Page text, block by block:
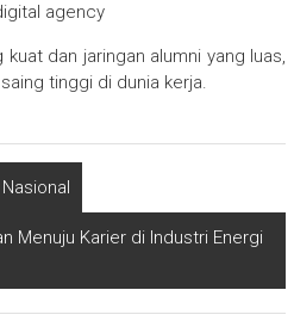
agency
dan jaringan alumni yang luas,
tinggi di dunia kerja.
Menuju Karier di Industri Energi